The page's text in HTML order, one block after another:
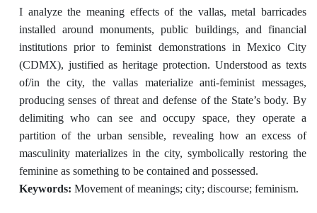
I analyze the meaning effects of the vallas, metal barricades
installed around monuments, public buildings, and financial
institutions prior to feminist demonstrations in Mexico City
(CDMX), justified as heritage protection. Understood as texts
of/in the city, the vallas materialize anti-feminist messages,
producing senses of threat and defense of the State’s body. By
delimiting who can see and occupy space, they operate a
partition of the urban sensible, revealing how an excess of
masculinity materializes in the city, symbolically restoring the
feminine as something to be contained and possessed.
Keywords: Movement of meanings; city; discourse; feminism.